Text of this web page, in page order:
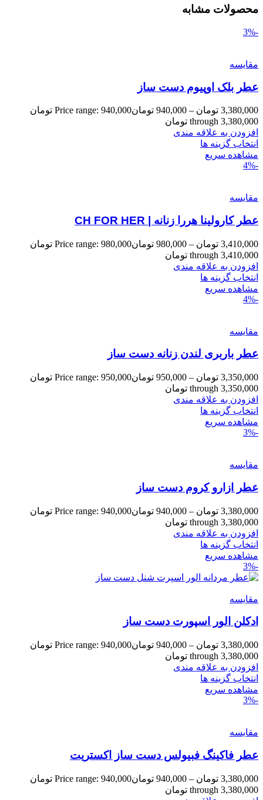
محصولات مشابه
-3%
مقایسه
عطر بلک اوپیوم دست ساز
3,380,000 تومان –
940,000 تومان
Price range: 940,000 تومان
through 3,380,000 تومان
افزودن به علاقه مندی
انتخاب گزینه ها
مشاهده سریع
-4%
مقایسه
عطر کارولینا هررا زنانه | CH FOR HER
3,410,000 تومان –
980,000 تومان
Price range: 980,000 تومان
through 3,410,000 تومان
افزودن به علاقه مندی
انتخاب گزینه ها
مشاهده سریع
-4%
مقایسه
عطر باربری لندن زنانه دست ساز
3,350,000 تومان –
950,000 تومان
Price range: 950,000 تومان
through 3,350,000 تومان
افزودن به علاقه مندی
انتخاب گزینه ها
مشاهده سریع
-3%
مقایسه
عطر ازارو کروم دست ساز
3,380,000 تومان –
940,000 تومان
Price range: 940,000 تومان
through 3,380,000 تومان
افزودن به علاقه مندی
انتخاب گزینه ها
مشاهده سریع
-3%
مقایسه
ادکلن الور اسپورت دست ساز
3,380,000 تومان –
940,000 تومان
Price range: 940,000 تومان
through 3,380,000 تومان
افزودن به علاقه مندی
انتخاب گزینه ها
مشاهده سریع
-3%
مقایسه
عطر فاکینگ فبیولس دست ساز اکستریت
3,380,000 تومان –
940,000 تومان
Price range: 940,000 تومان
through 3,380,000 تومان